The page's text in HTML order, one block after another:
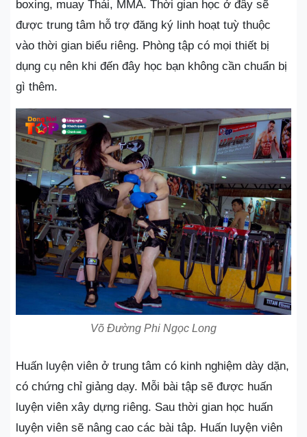
boxing, muay Thái, MMA. Thời gian học ở đây sẽ
được trung tâm hỗ trợ đăng ký linh hoạt tuỳ thuộc
vào thời gian biểu riêng. Phòng tập có mọi thiết bị
dụng cụ nên khi đến đây học bạn không cần chuẩn bị
gì thêm.
Võ Đường Phi Ngọc Long
Huấn luyện viên ở trung tâm có kinh nghiệm dày dặn,
có chứng chỉ giảng dạy. Mỗi bài tập sẽ được huấn
luyện viên xây dựng riêng. Sau thời gian học huấn
luyện viên sẽ nâng cao các bài tâp. Huấn luyện viên